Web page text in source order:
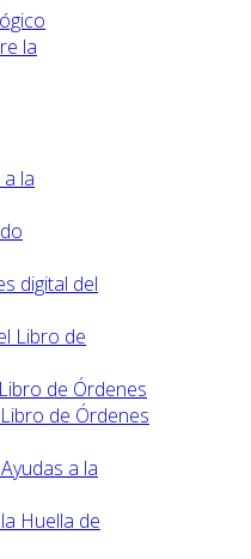
la
la
digital del
Libro de
de Órdenes
de Órdenes
a la
Huella de